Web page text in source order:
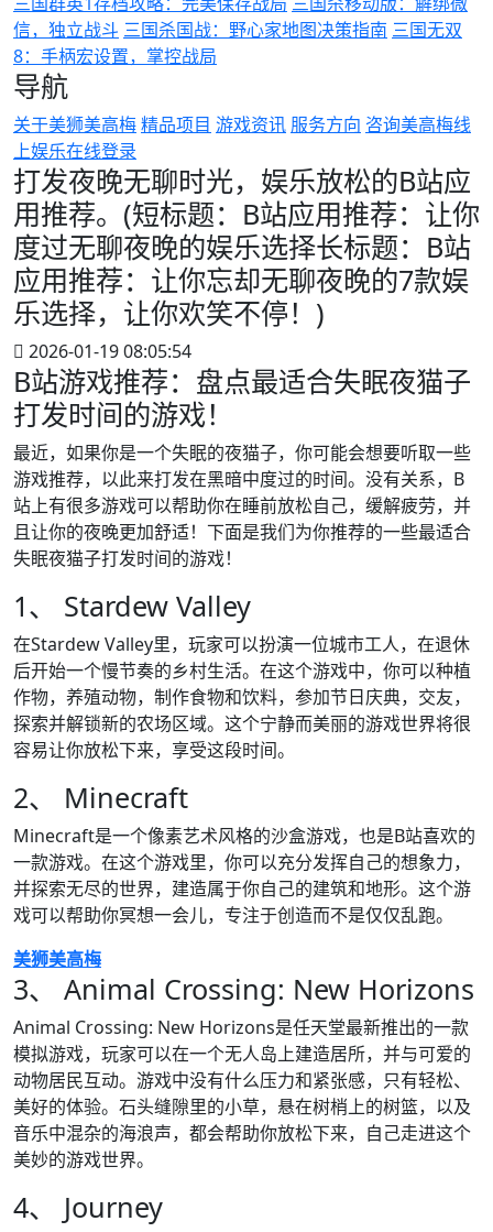
信，独立战斗 三国杀国战：野心家地图决策指南 三国无双
8：手柄宏设置，掌控战局
导航
关于美狮美高梅精品项目 游戏资讯 服务方向 咨询美高梅线
上娱乐在线登录
打发夜晚无聊时光，娱乐放松的B站应
用推荐。(短标题：B站应用推荐：让你
度过无聊夜晚的娱乐选择长标题：B站
应用推荐：让你忘却无聊夜晚的7款娱
乐选择，让你欢笑不停！)
2026-01-19 08:05:54
B站游戏推荐：盘点最适合失眠夜猫子
打发时间的游戏！
最近，如果你是一个失眠的夜猫子，你可能会想要听取一些
游戏推荐，以此来打发在黑暗中度过的时间。没有关系，B
站上有很多游戏可以帮助你在睡前放松自己，缓解疲劳，并
且让你的夜晚更加舒适！下面是我们为你推荐的一些最适合
失眠夜猫子打发时间的游戏！
1、 Stardew Valley
在Stardew Valley里，玩家可以扮演一位城市工人，在退休
后开始一个慢节奏的乡村生活。在这个游戏中，你可以种植
作物，养殖动物，制作食物和饮料，参加节日庆典，交友，
探索并解锁新的农场区域。这个宁静而美丽的游戏世界将很
容易让你放松下来，享受这段时间。
2、 Minecraft
Minecraft是一个像素艺术风格的沙盒游戏，也是B站喜欢的
一款游戏。在这个游戏里，你可以充分发挥自己的想象力，
并探索无尽的世界，建造属于你自己的建筑和地形。这个游
戏可以帮助你冥想一会儿，专注于创造而不是仅仅乱跑。
美狮美高梅
3、 Animal Crossing: New Horizons
Animal Crossing: New Horizons是任天堂最新推出的一款
模拟游戏，玩家可以在一个无人岛上建造居所，并与可爱的
动物居民互动。游戏中没有什么压力和紧张感，只有轻松、
美好的体验。石头缝隙里的小草，悬在树梢上的树篮，以及
音乐中混杂的海浪声，都会帮助你放松下来，自己走进这个
美妙的游戏世界。
4、 Journey